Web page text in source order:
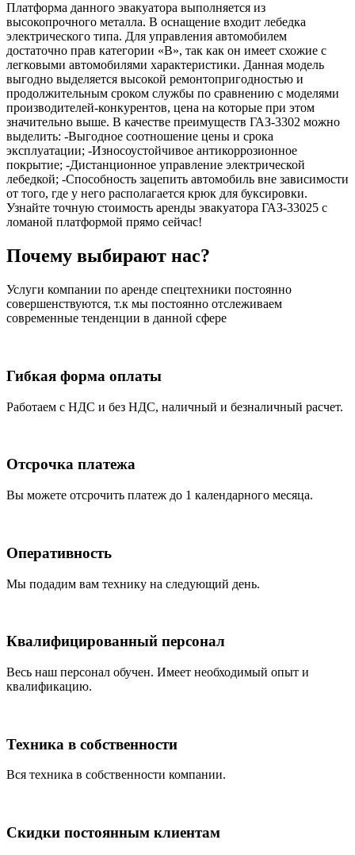
Платформа данного эвакуатора выполняется из
высокопрочного металла. В оснащение входит лебедка
электрического типа. Для управления автомобилем
достаточно прав категории «B», так как он имеет схожие с
легковыми автомобилями характеристики. Данная модель
выгодно выделяется высокой ремонтопригодностью и
продолжительным сроком службы по сравнению с моделями
производителей-конкурентов, цена на которые при этом
значительно выше. В качестве преимуществ ГАЗ-3302 можно
выделить: -Выгодное соотношение цены и срока
эксплуатации; -Износоустойчивое антикоррозионное
покрытие; -Дистанционное управление электрической
лебедкой; -Способность зацепить автомобиль вне зависимости
от того, где у него располагается крюк для буксировки.
Узнайте точную стоимость аренды эвакуатора ГАЗ-33025 с
ломаной платформой прямо сейчас!
Почему выбирают нас?
Услуги компании по аренде спецтехники постоянно
совершенствуются, т.к мы постоянно отслеживаем
современные тенденции в данной сфере
Гибкая форма оплаты
Работаем с НДС и без НДС, наличный и безналичный расчет.
Отсрочка платежа
Вы можете отсрочить платеж до 1 календарного месяца.
Оперативность
Мы подадим вам технику на следующий день.
Квалифицированный персонал
Весь наш персонал обучен. Имеет необходимый опыт и
квалификацию.
Техника в собственности
Вся техника в собственности компании.
Скидки постоянным клиентам